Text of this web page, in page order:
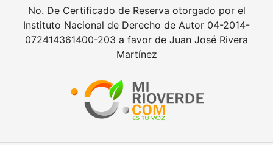
No. De Certificado de Reserva otorgado por el
Instituto Nacional de Derecho de Autor 04-2014-
072414361400-203 a favor de Juan José Rivera
Martínez